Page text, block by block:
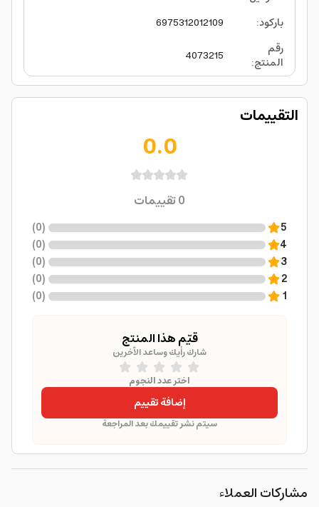
باركود:
6975312012109
رقم
المنتج:
4073215
التقييمات
0.0
0تقييمات
5
(
0
)
4
(
0
)
3
(
0
)
2
(
0
)
1
(
0
)
قيّم هذا المنتج
شارك رأيك وساعد الآخرين
اختر عدد النجوم
إضافة تقييم
سيتم نشر تقييمك بعد المراجعة
مشاركات العملاء